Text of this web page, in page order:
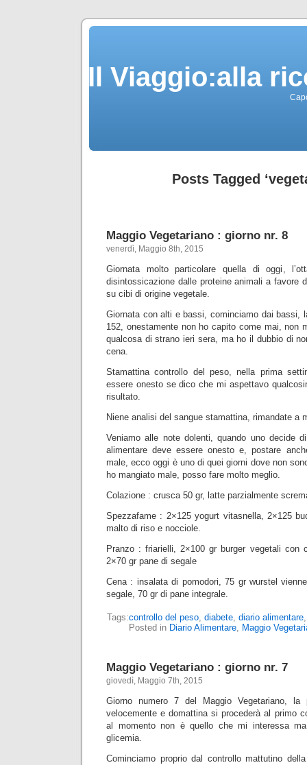
Il Viaggio:alla
Posts Tagged
Maggio Vegetariano : giorno nr. 8
venerdì, Maggio 8th, 2015
Giornata molto particolare quella di oggi,
disintossicazione dalle proteine animali a favore
su cibi di origine vegetale.
Giornata con alti e bassi, cominciamo dai bassi,
152, onestamente non ho capito come mai, non
qualcosa di strano ieri sera, ma ho il dubbio di
cena.
Stamattina controllo del peso, nella prima
essere onesto se dico che mi aspettavo
risultato.
Niene analisi del sangue stamattina, rimandate a
Veniamo alle note dolenti, quando uno decide
alimentare deve essere onesto e, postare
male, ecco oggi è uno di quei giorni dove non
ho mangiato male, posso fare molto meglio.
Colazione : crusca 50 gr, latte parzialmente
Spezzafame : 2×125 yogurt vitasnella, 2×125
malto di riso e nocciole.
Pranzo : friarielli, 2×100 gr burger vegetali con
2×70 gr pane di segale
Cena : insalata di pomodori, 75 gr wurstel
segale, 70 gr di pane integrale.
Tags:controllo del peso, diabete, diario alimentare
Posted in Diario Alimentare, Maggio
Maggio Vegetariano : giorno nr. 7
giovedì, Maggio 7th, 2015
Giorno numero 7 del Maggio Vegetariano,
velocemente e domattina si procederà al primo
al momento non è quello che mi interessa
glicemia.
Cominciamo proprio dal controllo mattutino